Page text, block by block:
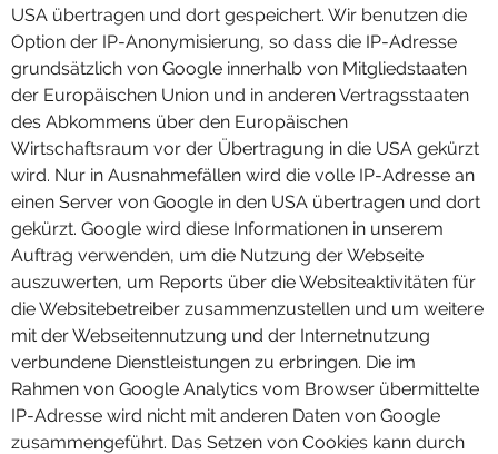
USA übertragen und dort gespeichert. Wir benutzen die
Option der IP-Anonymisierung, so dass die IP-Adresse
grundsätzlich von Google innerhalb von Mitgliedstaaten
der Europäischen Union und in anderen Vertragsstaaten
des Abkommens über den Europäischen
Wirtschaftsraum vor der Übertragung in die USA gekürzt
wird. Nur in Ausnahmefällen wird die volle IP-Adresse an
einen Server von Google in den USA übertragen und dort
gekürzt. Google wird diese Informationen in unserem
Auftrag verwenden, um die Nutzung der Webseite
auszuwerten, um Reports über die Websiteaktivitäten für
die Websitebetreiber zusammenzustellen und um weitere
mit der Webseitennutzung und der Internetnutzung
verbundene Dienstleistungen zu erbringen. Die im
Rahmen von Google Analytics vom Browser übermittelte
IP-Adresse wird nicht mit anderen Daten von Google
zusammengeführt. Das Setzen von Cookies kann durch